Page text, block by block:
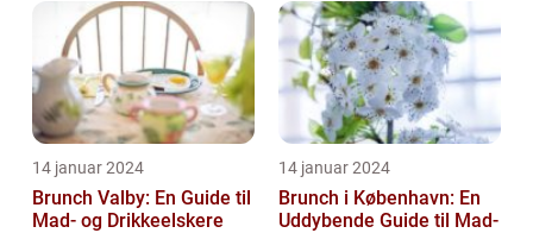
14 januar 2024
Brunch Valby: En Guide til
Mad- og Drikkeelskere
14 januar 2024
Brunch i København: En
Uddybende Guide til Mad-